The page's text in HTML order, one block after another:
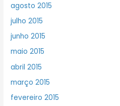
agosto 2015
julho 2015
junho 2015
maio 2015
abril 2015
março 2015
fevereiro 2015